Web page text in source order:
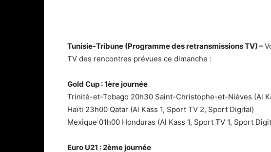
Tunisie-Tribune (Programme des retransmissions TV) –
TV des rencontres prévues ce dimanche :
Gold Cup : 1ère journée
Trinité-et-Tobago 20h30 Saint-Christophe-et-Nièves (Al
Haïti 23h00 Qatar (Al Kass 1, Sport TV 2, Sport Digital)
Mexique 01h00 Honduras (Al Kass 1, Sport TV 1, Sport
Euro U21 : 2ème journée